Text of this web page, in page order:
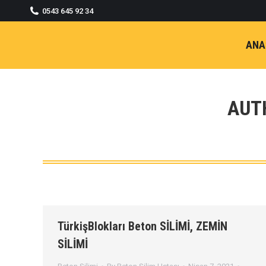
0543 645 92 34
TürkişBlokları Beton SİLİMİ, ZEMİN
SİLİMİ